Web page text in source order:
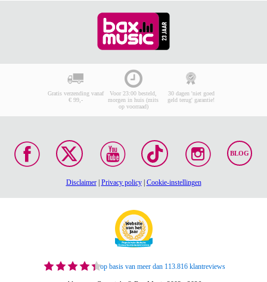
Gratis verzending vanaf
€ 99,-
Voor 23:00 besteld,
morgen in huis (mits
op voorraad)
30 dagen 'niet goed
geld terug' garantie!
BLOG
Disclaimer| Privacy policy| Cookie-instellingen
op basis van meer dan 113.816 klantreviews